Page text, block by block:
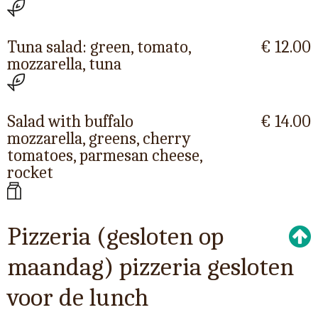
Tuna salad: green, tomato,
mozzarella, tuna
€ 12.00
Salad with buffalo
mozzarella, greens, cherry
tomatoes, parmesan cheese,
rocket
€ 14.00
Pizzeria (gesloten op
maandag) pizzeria gesloten
voor de lunch